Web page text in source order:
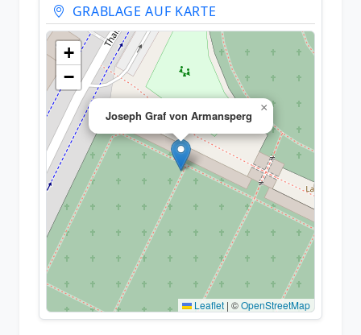
GRABLAGE AUF KARTE
Joseph Graf von Armansperg
×
+
−
Leaflet | ©OpenStreetMap